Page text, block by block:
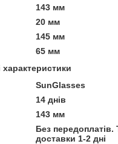
143 мм
20 мм
145 мм
65 мм
SunGlasses
14 днів
143 мм
Без передоплатів.
доставки 1-2 дні